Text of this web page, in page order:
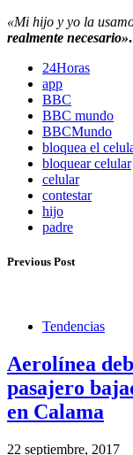
«Mi hijo y yo la
realmente necesario».
24Horas
app
BBC
BBC mundo
BBCMundo
bloquea el
bloquear celular
celular
contestar
hijo
padre
Previous Post
Tendencias
Aerolínea
pasajero
en Calama
22 septiembre, 2017